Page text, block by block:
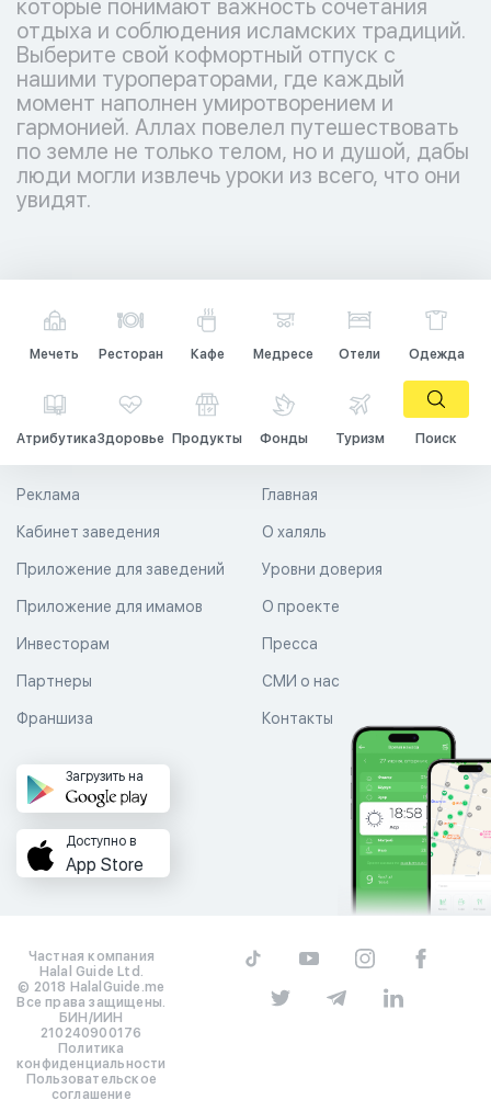
которые понимают важность сочетания
отдыха и соблюдения исламских традиций.
Выберите свой кофмортный отпуск с
нашими туроператорами, где каждый
момент наполнен умиротворением и
гармонией. Аллах повелел путешествовать
по земле не только телом, но и душой, дабы
люди могли извлечь уроки из всего, что они
увидят.
Мечеть Ресторан Кафе Медресе Отели Одежда
АтрибутикаЗдоровье Продукты Фонды Туризм Поиск
Главная
О халяль
Уровни доверия
Реклама
Кабинет заведения
Приложение для заведений
Приложение для имамов О проекте
Пресса
СМИ о нас
Контакты
Инвесторам
Партнеры
Франшиза
Загрузить на
Доступно в
App Store
Частная компания
Halal Guide Ltd.
© 2018 HalalGuide.me
Все права защищены.
БИН/ИИН
210240900176
Политика
конфиденциальности
Пользовательское
соглашение